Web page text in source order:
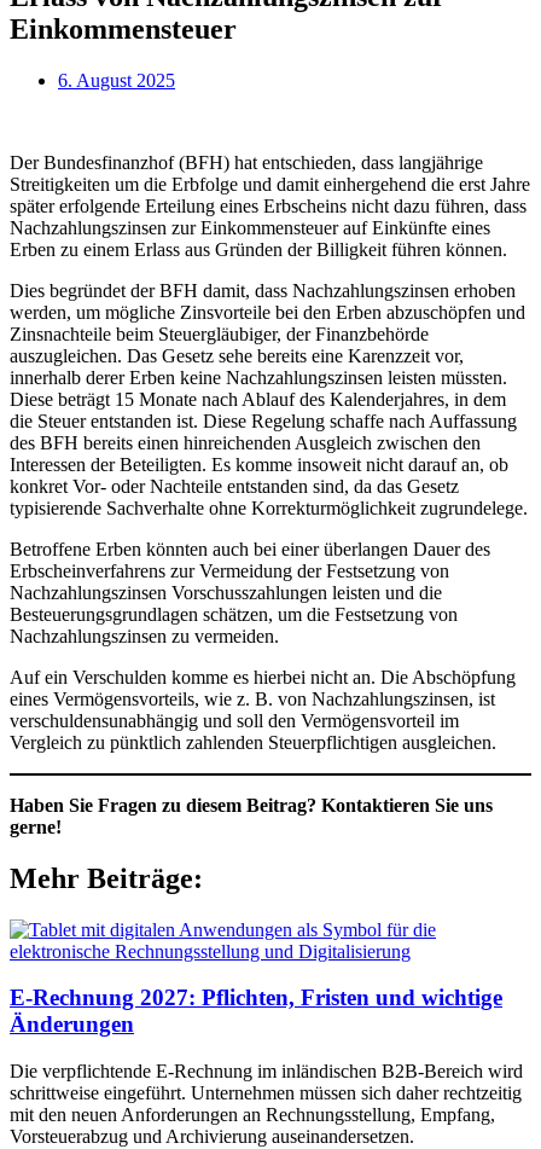
Einkommensteuer
6. August 2025
Der Bundesfinanzhof (BFH) hat entschieden, dass langjährige
Streitigkeiten um die Erbfolge und damit einhergehend die erst Jahre
später erfolgende Erteilung eines Erbscheins nicht dazu führen, dass
Nachzahlungszinsen zur Einkommensteuer auf Einkünfte eines
Erben zu einem Erlass aus Gründen der Billigkeit führen können.
Dies begründet der BFH damit, dass Nachzahlungszinsen erhoben
werden, um mögliche Zinsvorteile bei den Erben abzuschöpfen und
Zinsnachteile beim Steuergläubiger, der Finanzbehörde
auszugleichen. Das Gesetz sehe bereits eine Karenzzeit vor,
innerhalb derer Erben keine Nachzahlungszinsen leisten müssten.
Diese beträgt 15 Monate nach Ablauf des Kalenderjahres, in dem
die Steuer entstanden ist. Diese Regelung schaffe nach Auffassung
des BFH bereits einen hinreichenden Ausgleich zwischen den
Interessen der Beteiligten. Es komme insoweit nicht darauf an, ob
konkret Vor- oder Nachteile entstanden sind, da das Gesetz
typisierende Sachverhalte ohne Korrekturmöglichkeit zugrundelege.
Betroffene Erben könnten auch bei einer überlangen Dauer des
Erbscheinverfahrens zur Vermeidung der Festsetzung von
Nachzahlungszinsen Vorschusszahlungen leisten und die
Besteuerungsgrundlagen schätzen, um die Festsetzung von
Nachzahlungszinsen zu vermeiden.
Auf ein Verschulden komme es hierbei nicht an. Die Abschöpfung
eines Vermögensvorteils, wie z. B. von Nachzahlungszinsen, ist
verschuldensunabhängig und soll den Vermögensvorteil im
Vergleich zu pünktlich zahlenden Steuerpflichtigen ausgleichen.
Haben Sie Fragen zu diesem Beitrag? Kontaktieren Sie uns
gerne!
Mehr Beiträge:
E-Rechnung 2027: Pflichten, Fristen und wichtige
Änderungen
Die verpflichtende E-Rechnung im inländischen B2B-Bereich wird
schrittweise eingeführt. Unternehmen müssen sich daher rechtzeitig
mit den neuen Anforderungen an Rechnungsstellung, Empfang,
Vorsteuerabzug und Archivierung auseinandersetzen.